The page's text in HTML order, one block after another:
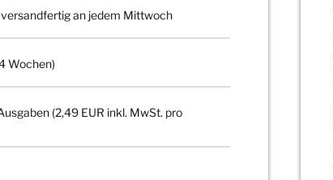
an jedem Mittwoch
Wochen)
(2,49 EUR inkl. MwSt. pro